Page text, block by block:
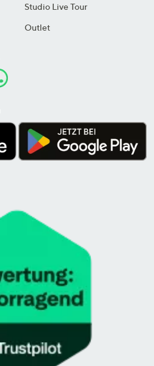
Studio Live Tour
Outlet